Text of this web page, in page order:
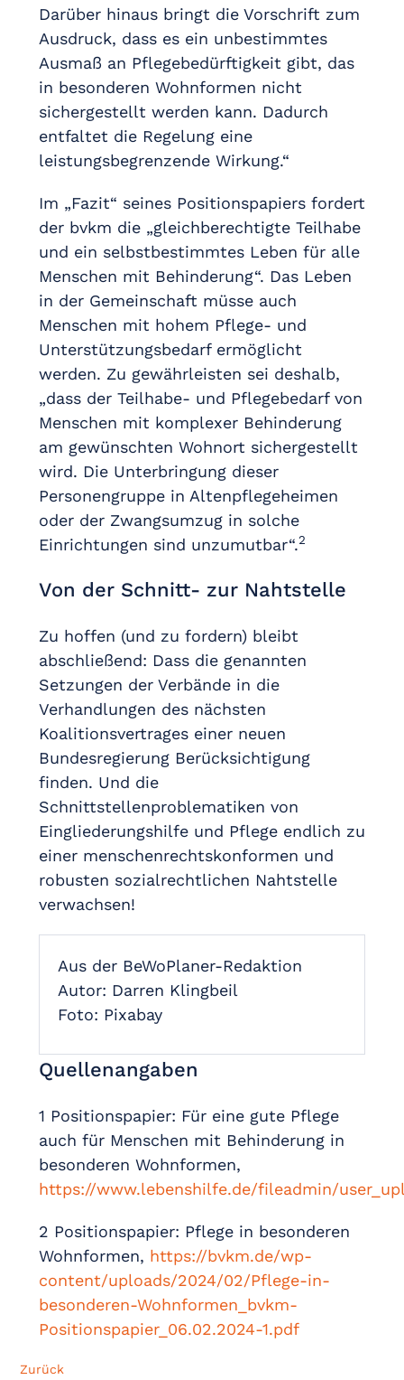
Darüber hinaus bringt die Vorschrift zum
Ausdruck, dass es ein unbestimmtes
Ausmaß an Pflegebedürftigkeit gibt, das
in besonderen Wohnformen nicht
sichergestellt werden kann. Dadurch
entfaltet die Regelung eine
leistungsbegrenzende Wirkung.“
Im „Fazit“ seines Positionspapiers fordert
der bvkm die „gleichberechtigte Teilhabe
und ein selbstbestimmtes Leben für alle
Menschen mit Behinderung“. Das Leben
in der Gemeinschaft müsse auch
Menschen mit hohem Pflege- und
Unterstützungsbedarf ermöglicht
werden. Zu gewährleisten sei deshalb,
„dass der Teilhabe- und Pflegebedarf von
Menschen mit komplexer Behinderung
am gewünschten Wohnort sichergestellt
wird. Die Unterbringung dieser
Personengruppe in Altenpflegeheimen
oder der Zwangsumzug in solche
Einrichtungen sind unzumutbar“.2
Von der Schnitt- zur Nahtstelle
Zu hoffen (und zu fordern) bleibt
abschließend: Dass die genannten
Setzungen der Verbände in die
Verhandlungen des nächsten
Koalitionsvertrages einer neuen
Bundesregierung Berücksichtigung
finden. Und die
Schnittstellenproblematiken von
Eingliederungshilfe und Pflege endlich zu
einer menschenrechtskonformen und
robusten sozialrechtlichen Nahtstelle
verwachsen!
Aus der BeWoPlaner-Redaktion
Autor: Darren Klingbeil
Foto: Pixabay
Quellenangaben
1 Positionspapier: Für eine gute Pflege
auch für Menschen mit Behinderung in
besonderen Wohnformen,
https://www.lebenshilfe.de/fileadmin/
2 Positionspapier: Pflege in besonderen
Wohnformen, https://bvkm.de/wp-
content/uploads/2024/02/Pflege-in-
besonderen-Wohnformen_bvkm-
Positionspapier_06.02.2024-1.pdf
Zurück